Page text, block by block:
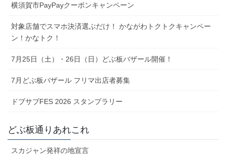
横須賀市PayPayクーポンキャンペーン
対象店舗でスマホ決済選ぶだけ！ かながわトクトクキャンペー
ン！かなトク！
7月25日（土）・26日（日）どぶ板バザール開催！
7月どぶ板バザール フリマ出店者募集
ドブサブFES 2026 スタンプラリー
どぶ板通りあれこれ
スカジャン発祥の地宣言